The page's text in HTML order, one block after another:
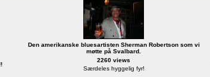
Den amerikanske bluesartisten Sherman Robertson som vi
møtte på Svalbard.
2260 views
Særdeles hyggelig fyr!